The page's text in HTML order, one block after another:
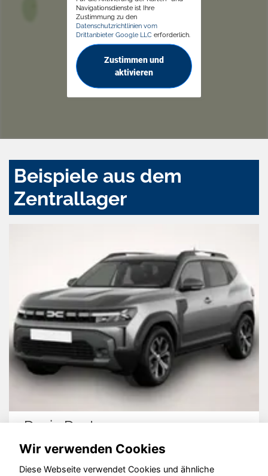
Navigationsdienste ist Ihre
Zustimmung zu den
Datenschutzrichtlinien vom
Drittanbieter Google LLC erforderlich.
Zustimmen und
aktivieren
Beispiele aus dem
Zentrallager
Dacia Duster
Wir verwenden Cookies
Diese Webseite verwendet Cookies und ähnliche